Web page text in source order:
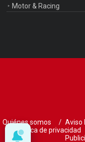
Motor & Racing
Quiénes somos Aviso
Política de privacidad